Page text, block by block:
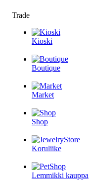
Trade
Kioski
Boutique
Market
Shop
Koruliike
Lemmikki kauppa